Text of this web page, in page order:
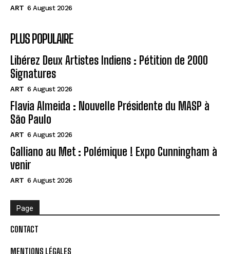
ART 6 August 2026
PLUS POPULAIRE
Libérez Deux Artistes Indiens : Pétition de 2000
Signatures
ART 6 August 2026
Flavia Almeida : Nouvelle Présidente du MASP à
São Paulo
ART 6 August 2026
Galliano au Met : Polémique ! Expo Cunningham à
venir
ART 6 August 2026
Page
CONTACT
MENTIONS LÉGALES